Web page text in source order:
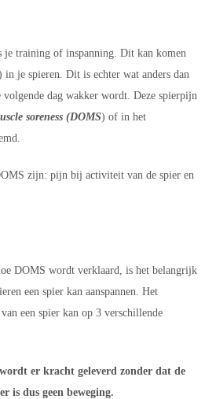
je training of inspanning. Dit kan komen
je spieren. Dit is echter wat anders dan
dag wakker wordt. Deze spierpijn
soreness (DOMS) of in het
zijn: pijn bij activiteit van de spier en
DOMS wordt verklaard, is het belangrijk
een spier kan aanspannen. Het
een spier kan op 3 verschillende
er kracht geleverd zonder dat de
is dus geen beweging.